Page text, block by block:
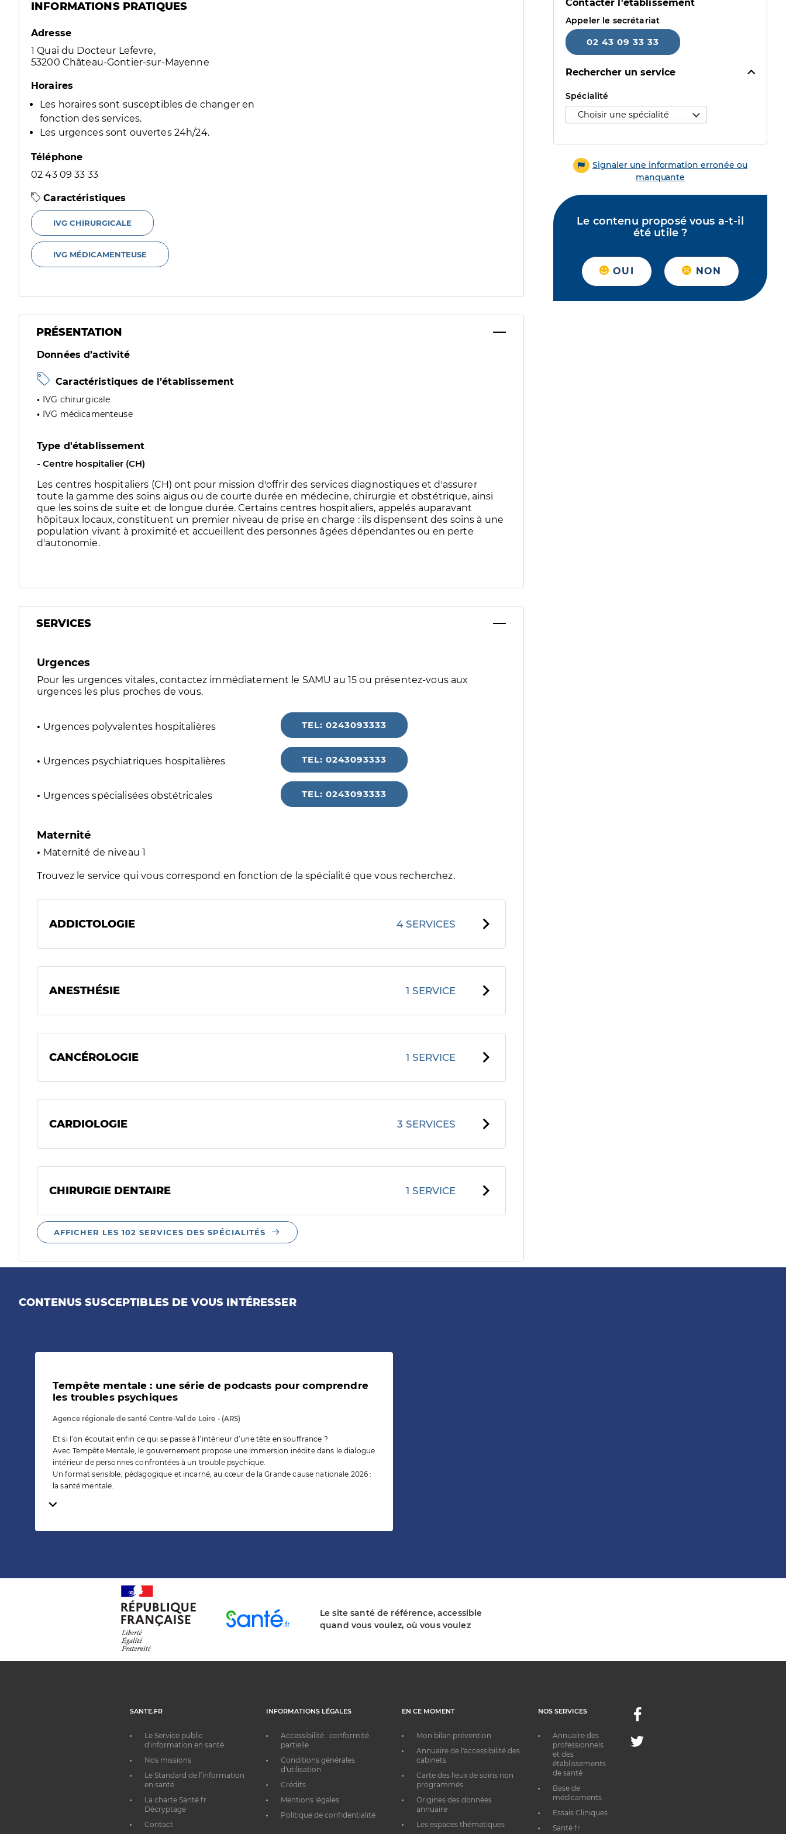
INFORMATIONS PRATIQUES
Adresse
1 Quai du Docteur Lefevre,
53200 Château-Gontier-sur-Mayenne
Horaires
Les horaires sont susceptibles de changer en
fonction des services.
Les urgences sont ouvertes 24h/24.
Téléphone
02 43 09 33 33
Caractéristiques
IVG CHIRURGICALE
IVG MÉDICAMENTEUSE
PRÉSENTATION
Données d’activité
Caractéristiques de l’établissement
IVG chirurgicale
IVG médicamenteuse
Type d'établissement
- Centre hospitalier (CH)
Les centres hospitaliers (CH) ont pour mission d'offrir des services diagnostiques et d'assurer
toute la gamme des soins aigus ou de courte durée en médecine, chirurgie et obstétrique, ainsi
que les soins de suite et de longue durée. Certains centres hospitaliers, appelés auparavant
hôpitaux locaux, constituent un premier niveau de prise en charge : ils dispensent des soins à une
population vivant à proximité et accueillent des personnes âgées dépendantes ou en perte
d'autonomie.
SERVICES
Urgences
Pour les urgences vitales, contactez immédiatement le SAMU au 15 ou présentez-vous aux
urgences les plus proches de vous.
Urgences polyvalentes hospitalières TEL: 0243093333
Urgences psychiatriques hospitalières TEL: 0243093333
Urgences spécialisées obstétricales TEL: 0243093333
Maternité
Maternité de niveau 1
Trouvez le service qui vous correspond en fonction de la spécialité que vous recherchez.
ADDICTOLOGIE 4 SERVICES
ANESTHÉSIE 1 SERVICE
CANCÉROLOGIE 1 SERVICE
CARDIOLOGIE 3 SERVICES
CHIRURGIE DENTAIRE 1 SERVICE
AFFICHER LES 102 SERVICES DES SPÉCIALITÉS
Contacter l'établissement
Appeler le secrétariat
02 43 09 33 33
Sélectionner une spécialité puis un motif pour accéder au
Rechercher un service
Spécialité
Signaler une information erronée ou
manquante
Le contenu proposé vous a-t-il
été utile ?
OUI NON
CONTENUS SUSCEPTIBLES DE VOUS INTÉRESSER
Tempête mentale : une série de podcasts pour comprendre
les troubles psychiques
Agence régionale de santé Centre-Val de Loire - (ARS)
Et si l’on écoutait enfin ce qui se passe à l’intérieur d’une tête en souffrance ?
Avec Tempête Mentale, le gouvernement propose une immersion inédite dans le dialogue
intérieur de personnes confrontées à un trouble psychique.
Un format sensible, pédagogique et incarné, au cœur de la Grande cause nationale 2026 :
la santé mentale.
Temps de lecture
Le site santé de référence, accessible
quand vous voulez, où vous voulez
SANTE.FR
Le Service public
d'information en santé
Nos missions
Le Standard de l’information
en santé
La charte Santé.fr
Décryptage
Contact
INFORMATIONS LÉGALES
Accessibilité : conformité
partielle
Conditions générales
d'utilisation
Crédits
Mentions légales
Politique de confidentialité
EN CE MOMENT
Mon bilan prévention
Annuaire de l'accessibilité des
cabinets
Carte des lieux de soins non
programmés
Origines des données
annuaire
Les espaces thématiques
NOS SERVICES
Annuaire des
professionnels
et des
établissements
de santé
Base de
médicaments
Essais Cliniques
Santé.fr
Facebook
Twitter